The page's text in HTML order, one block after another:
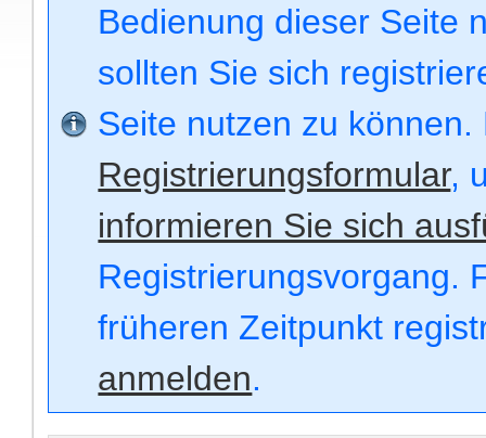
Bedienung dieser Seite
sollten Sie sich
Seite nutzen zu
Registrierungsformular,
informieren Sie sich
Registrierungsvorgang.
früheren Zeitpunkt
anmelden.